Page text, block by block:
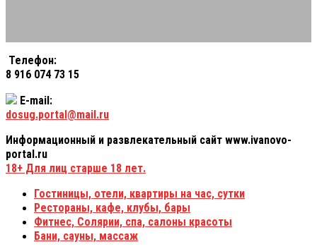
Телефон:
8 916 074 73 15
E-mail:
dosug.portal@mail.ru
Информационный и развлекательный сайт www.ivanovo-
portal.ru
18+ Для лиц старше 18 лет.
Гостиницы, отели, квартиры на час, сутки
Рестораны, кафе, клубы, бары
Фитнес, Солярии, спа, салоны красоты
Бани, сауны, массаж